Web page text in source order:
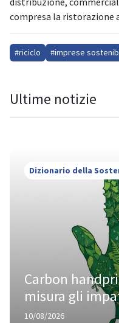
compresa la ristorazione
#riciclo #imprese
Ultime notizie
Dizionario della
Carbon
misura gli
positivi
10/08/2026